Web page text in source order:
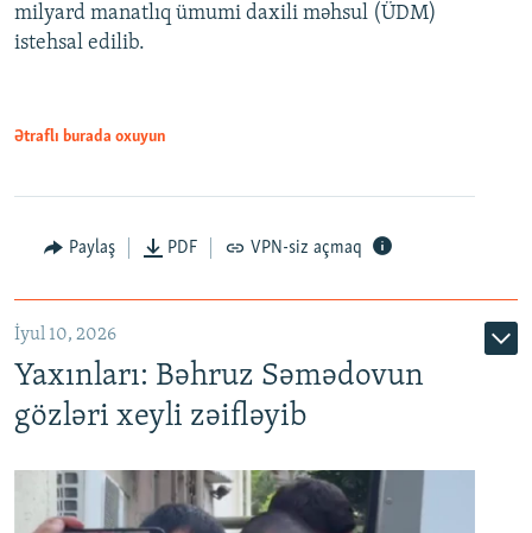
Auto 240p 360p 480p
480p
milyard manatlıq ümumi daxili məhsul (ÜDM)
istehsal edilib.
Ətraflı burada oxuyun
Paylaş PDF VPN-siz açmaq
İyul 10, 2026
Yaxınları: Bəhruz Səmədovun
gözləri xeyli zəifləyib